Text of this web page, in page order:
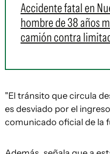
Accidente fatal en
hombre de 38 años
camión contra
"El tránsito que circula
es desviado por el
comunicado oficial de la